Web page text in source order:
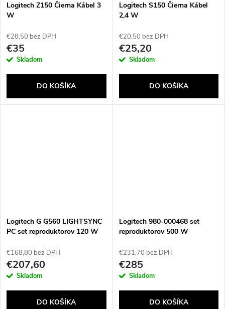
Logitech Z150 Čierna Kábel 3
W
€28,50 bez DPH
€35
Skladom
DO KOŠÍKA
Logitech S150 Čierna Kábel
2,4 W
€20,50 bez DPH
€25,20
Skladom
DO KOŠÍKA
Logitech G G560 LIGHTSYNC
PC set reproduktorov 120 W
kanály/kanálov 30 W
Bluetooth
€168,80 bez DPH
€207,60
Skladom
DO KOŠÍKA
Logitech 980-000468 set
reproduktorov 500 W
kanály/kanálov 67 W
€231,70 bez DPH
€285
Skladom
DO KOŠÍKA